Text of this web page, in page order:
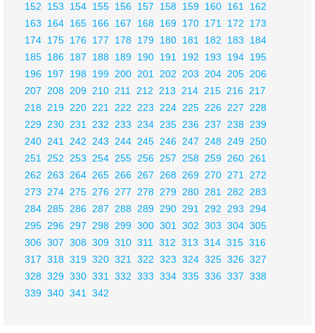
152
153 154 155 156 157 158 159 160 161
162
163
164 165 166 167 168 169 170 171 172
173
174 175 176 177 178 179 180 181 182 183
184
185 186 187 188 189 190 191 192 193 194 195
196 197 198 199 200 201 202 203 204 205 206
207
208 209 210 211 212 213 214 215 216 217
218 219 220 221 222 223 224 225 226 227
228
229 230 231 232 233 234 235 236 237 238 239
240 241 242 243 244 245 246 247 248 249 250
251
252 253 254 255 256 257 258 259 260 261
262
263 264 265 266 267 268 269 270 271
272
273
274 275 276 277 278 279 280 281 282
283
284 285 286 287 288 289 290 291 292 293
294
295 296 297 298 299 300 301 302 303 304 305
306 307 308 309 310 311 312 313 314 315 316
317 318 319 320 321 322 323 324 325 326 327
328 329 330 331 332 333 334 335 336 337 338
339 340 341 342